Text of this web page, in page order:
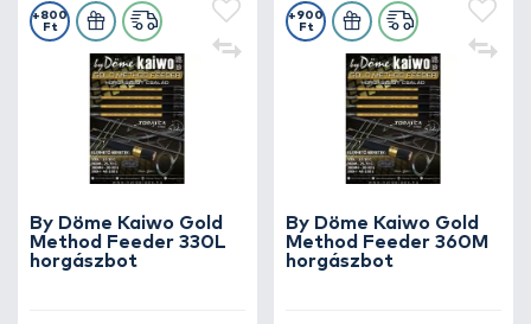
By Döme Kaiwo Gold
Method Feeder 330L
horgászbot
+800
Ft
By Döme Kaiwo Gold
Method Feeder 360M
horgászbot
+900
Ft